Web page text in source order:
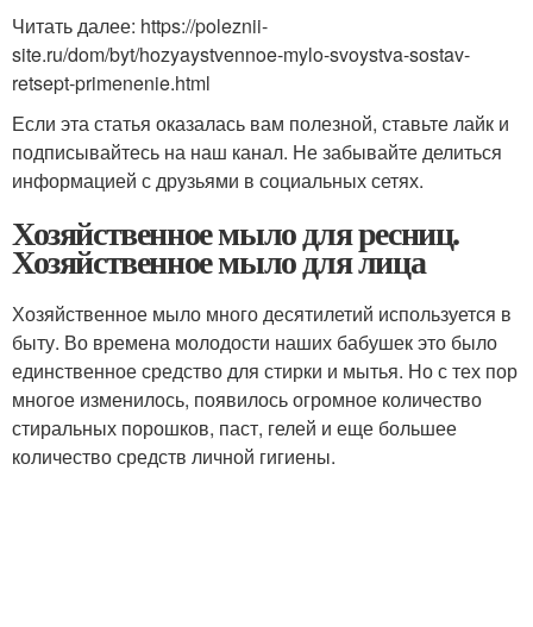
Читать далее: https://poleznii-
site.ru/dom/byt/hozyaystvennoe-mylo-svoystva-sostav-
retsept-primenenie.html
Если эта статья оказалась вам полезной, ставьте лайк и
подписывайтесь на наш канал. Не забывайте делиться
информацией с друзьями в социальных сетях.
Хозяйственное мыло для ресниц.
Хозяйственное мыло для лица
Хозяйственное мыло много десятилетий используется в
быту. Во времена молодости наших бабушек это было
единственное средство для стирки и мытья. Но с тех пор
многое изменилось, появилось огромное количество
стиральных порошков, паст, гелей и еще большее
количество средств личной гигиены.